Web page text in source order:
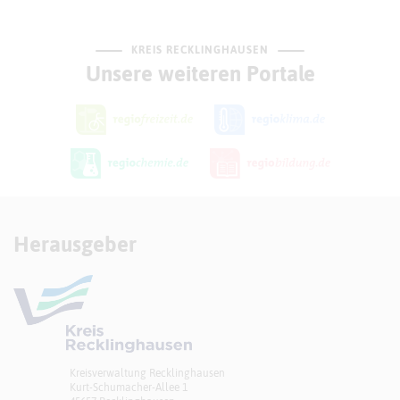
KREIS RECKLINGHAUSEN
Unsere weiteren Portale
Herausgeber
Kreisverwaltung Recklinghausen
Kurt-Schumacher-Allee 1